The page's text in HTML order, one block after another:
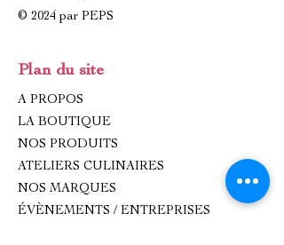
© 2024 par PEPS
Plan du site
A PROPOS
LA BOUTIQUE
NOS PRODUITS
ATELIERS CULINAIRES
NOS MARQUES
ÉVÈNEMENTS / ENTREPRISES